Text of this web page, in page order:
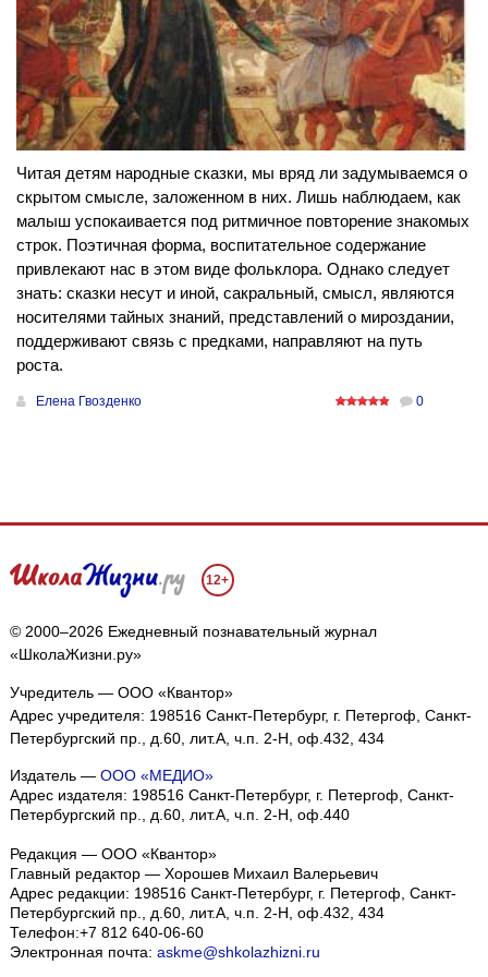
Читая детям народные сказки, мы вряд ли задумываемся о
скрытом смысле, заложенном в них. Лишь наблюдаем, как
малыш успокаивается под ритмичное повторение знакомых
строк. Поэтичная форма, воспитательное содержание
привлекают нас в этом виде фольклора. Однако следует
знать: сказки несут и иной, сакральный, смысл, являются
носителями тайных знаний, представлений о мироздании,
поддерживают связь с предками, направляют на путь
роста.
Елена Гвозденко 0
12+
© 2000–2026 Ежедневный познавательный журнал
«ШколаЖизни.ру»
Учредитель — ООО «Квантор»
Адрес учредителя: 198516 Санкт-Петербург, г. Петергоф, Санкт-
Петербургский пр., д.60, лит.А, ч.п. 2-Н, оф.432, 434
Издатель — ООО «МЕДИО»
Адрес издателя: 198516 Санкт-Петербург, г. Петергоф, Санкт-
Петербургский пр., д.60, лит.А, ч.п. 2-Н, оф.440
Редакция — ООО «Квантор»
Главный редактор — Хорошев Михаил Валерьевич
Адрес редакции: 198516 Санкт-Петербург, г. Петергоф Санкт-
Петербургский пр., д.60, лит.А, ч.п. 2-Н, оф.432, 434
Телефон:+7 812 640-06-60
Электронная почта: askme@shkolazhizni.ru